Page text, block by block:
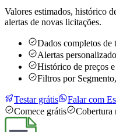
Valores estimados, histórico
alertas de novas licitações.
Dados completos de
Alertas
Histórico de preços
Filtros por
Testar grátis
Falar com
Comece grátis
Cobertura